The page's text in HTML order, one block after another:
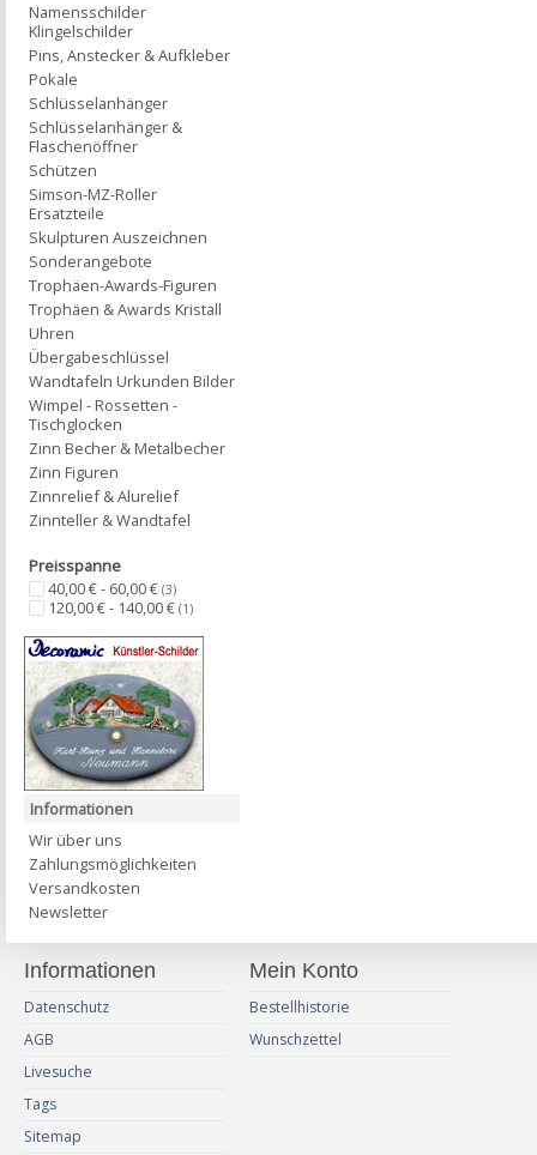
Namensschilder
Klingelschilder
Pins, Anstecker & Aufkleber
Pokale
Schlüsselanhänger
Schlüsselanhänger &
Flaschenöffner
Schützen
Simson-MZ-Roller
Ersatzteile
Skulpturen Auszeichnen
Sonderangebote
Trophäen-Awards-Figuren
Trophäen & Awards Kristall
Uhren
Übergabeschlüssel
Wandtafeln Urkunden Bilder
Wimpel - Rossetten -
Tischglocken
Zinn Becher & Metalbecher
Zinn Figuren
Zinnrelief & Alurelief
Zinnteller & Wandtafel
Preisspanne
40,00 € - 60,00 € (3)
120,00 € - 140,00 € (1)
Informationen
Wir über uns
Zahlungsmöglichkeiten
Versandkosten
Newsletter
Informationen
Datenschutz
AGB
Livesuche
Tags
Sitemap
Mein Konto
Bestellhistorie
Wunschzettel